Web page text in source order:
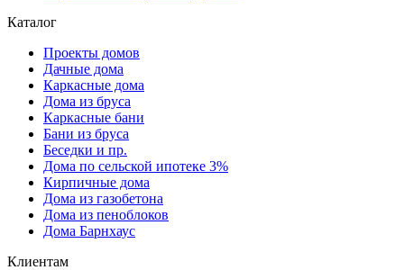
Каталог
Проекты домов
Дачные дома
Каркасные дома
Дома из бруса
Каркасные бани
Бани из бруса
Беседки и пр.
Дома по сельской ипотеке 3%
Кирпичные дома
Дома из газобетона
Дома из пеноблоков
Дома Барнхаус
Клиентам